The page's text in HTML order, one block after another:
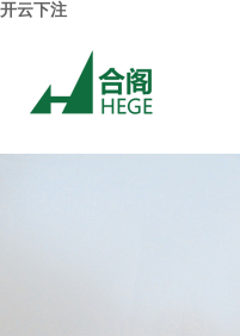
开云下注